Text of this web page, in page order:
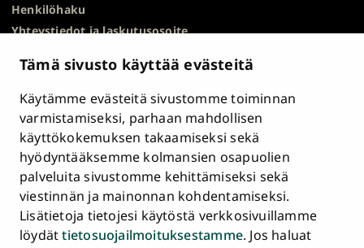
Tämä sivusto käyttää evästeitä
Käytämme evästeitä sivustomme toiminnan
varmistamiseksi, parhaan mahdollisen
käyttökokemuksen takaamiseksi sekä
hyödyntääksemme kolmansien osapuolien
palveluita sivustomme kehittämiseksi sekä
viestinnän ja mainonnan kohdentamiseksi.
Lisätietoja tietojesi käytöstä verkkosivuillamme
löydättietosuojailmoituksestamme. Jos haluat
Henkilöhaku
Yhteystiedot ja laskutusosoite
HR Excellence in Research
Tietosuojailmoitus
Asiakirjajulkisuuskuvaus ja tietopyynnöt
Väärinkäytösepäilyt
Saavutettavuusseloste
Palaute
Intranet ja sähköiset työkalut
Evästeasetukset